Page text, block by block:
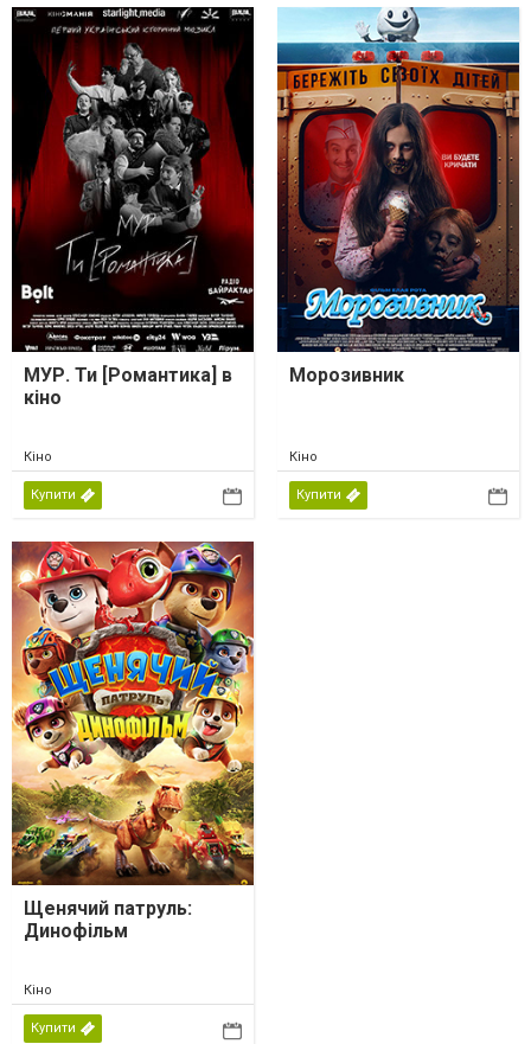
МУР. Ти [Романтика] в
кіно
Кіно
Купити
Морозивник
Кіно
Купити
Щенячий патруль:
Динофільм
Кіно
Купити